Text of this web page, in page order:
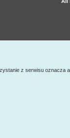
z serwisu oznacza